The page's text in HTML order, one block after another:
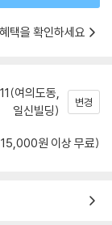
택을 확인하세요
여의도동,
일신빌딩)
변경
원 이상 무료)